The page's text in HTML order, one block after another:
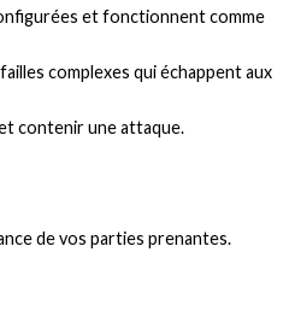
et fonctionnent comme
complexes qui échappent aux
contenir une attaque.
de vos parties prenantes.